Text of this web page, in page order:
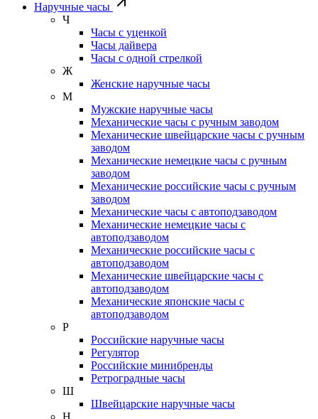
Наручные часы
Ч
Часы с уценкой
Часы дайвера
Часы с одной стрелкой
Ж
Женские наручные часы
М
Мужские наручные часы
Механические часы с ручным заводом
Механические швейцарские часы с ручным
заводом
Механические немецкие часы с ручным
заводом
Механические российские часы с ручным
заводом
Механические часы с автоподзаводом
Механические немецкие часы с
автоподзаводом
Механические российские часы с
автоподзаводом
Механические швейцарские часы с
автоподзаводом
Механические японские часы с
автоподзаводом
Р
Российские наручные часы
Регулятор
Российские минибренды
Ретроградные часы
Ш
Швейцарские наручные часы
Н